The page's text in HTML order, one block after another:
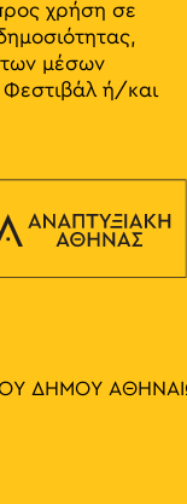
χρήση σε
των μέσων
Φεστιβάλ ή/και
ΔΗΜΟΥ